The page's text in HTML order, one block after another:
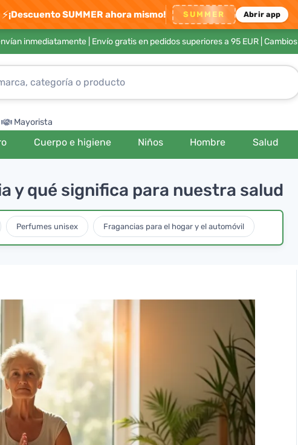
⚡¡Descuento SUMMER ahora mismo! SUMMER Abrir app
inmediatamente | Envío gratis en pedidos superiores a 95 EUR|
Mayorista
Cuerpo e higiene Niños Hombre Salud
y qué significa para nuestra salud
Perfumes unisex Fragancias para el hogar y el automóvil